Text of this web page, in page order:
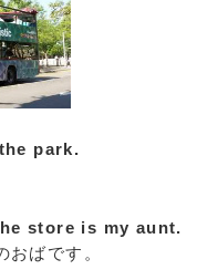
park.
store is my aunt.
ばです。